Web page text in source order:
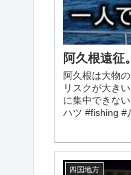
阿久根遠征
阿久根は大物
リスクが大き
に集中できな
ハツ #fishing #
四国地方